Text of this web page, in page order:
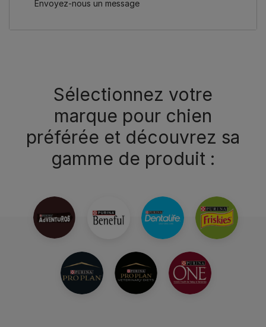
Envoyez-nous un message
Sélectionnez votre
marque pour chien
préférée et découvrez sa
gamme de produit :